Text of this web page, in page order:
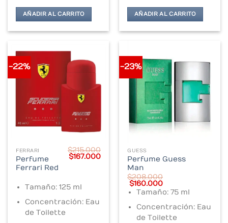
AÑADIR AL CARRITO AÑADIR AL CARRITO
-22%
FERRARI
Perfume
Ferrari Red
$215.000
Original
$167.000Current
$167.000.
Tamaño: 125 ml
Concentración: Eau
de Toilette
-23%
GUESS
Perfume Guess
Man
$208.000
Original
price
was:
$208.000.
$160.000Current
price
is:
$160.000.
Tamaño: 75 ml
Concentración: Eau
de Toilette